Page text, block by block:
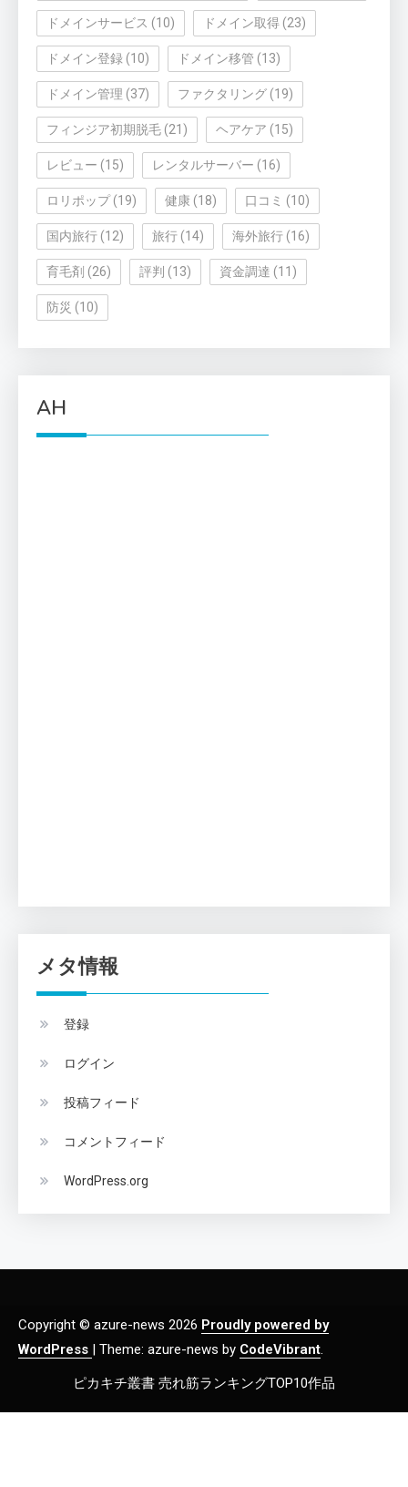
ドメインサービス (10) ドメイン取得 (23)
ドメイン登録 (10) ドメイン移管 (13)
ドメイン管理 (37) ファクタリング (19)
フィンジア初期脱毛 (21) ヘアケア (15)
レビュー (15) レンタルサーバー (16)
ロリポップ(19) 健康 (18) 口コミ (10)
国内旅行 (12) 旅行 (14) 海外旅行 (16)
育毛剤 (26) 評判 (13) 資金調達 (11)
防災 (10)
AH
メタ情報
登録
ログイン
投稿フィード
コメントフィード
WordPress.org
Copyright © azure-news 2026 Proudly powered by
WordPress | Theme: azure-news by CodeVibrant.
ピカキチ叢書 売れ筋ランキングTOP10作品